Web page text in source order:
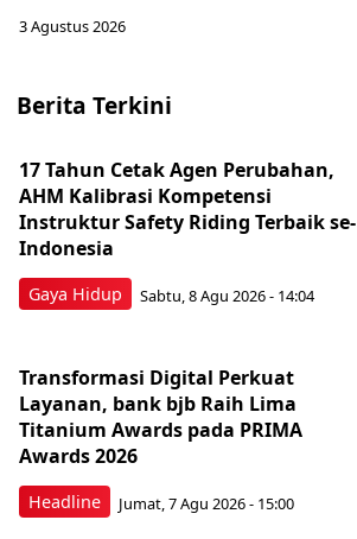
3 Agustus 2026
Berita Terkini
Gaya Hidup
17 Tahun Cetak Agen Perubahan,
AHM Kalibrasi Kompetensi
Instruktur Safety Riding Terbaik se-
Indonesia
Sabtu, 8 Agu 2026 - 14:04
Headline
Transformasi Digital Perkuat
Layanan, bank bjb Raih Lima
Titanium Awards pada PRIMA
Awards 2026
Jumat, 7 Agu 2026 - 15:00